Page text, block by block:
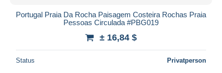
Portugal Praia Da Rocha Paisagem Costeira Rochas Praia
Pessoas Circulada #PBG019
± 16,84 $
Status Privatperson